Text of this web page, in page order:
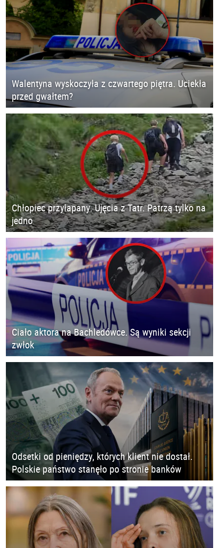
Walentyna wyskoczyła z czwartego piętra. Uciekła
przed gwałtem?
Chłopiec przyłapany. Ujęcia z Tatr. Patrzą tylko na
jedno
Ciało aktora na Bachledówce. Są wyniki sekcji
zwłok
Odsetki od pieniędzy, których klient nie dostał.
Polskie państwo stanęło po stronie banków